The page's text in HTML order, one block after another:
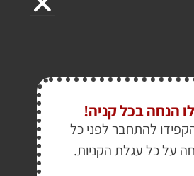
הנחה בכל קניה!
להתחבר לפני כל